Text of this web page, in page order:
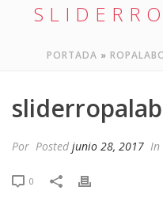
PORTADA »
Por Posted junio 28, 2017 In
0